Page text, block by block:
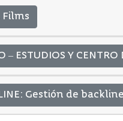
– ESTUDIOS Y
Gestión de